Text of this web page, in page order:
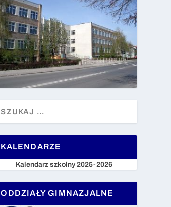
KALENDARZE
Kalendarz szkolny 2025-2026
ODDZIAŁY GIMNAZJALNE